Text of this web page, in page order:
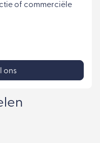
of commerciële
ons